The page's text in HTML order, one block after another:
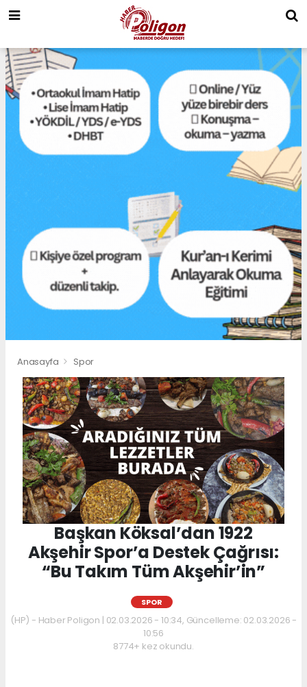
Anasayfa Spor
Başkan Köksal’dan 1922
Akşehir Spor’a Destek Çağrısı:
“Bu Takım Tüm Akşehir’in”
SPOR
(HP) - Haber Poligon | 02.03.2026 - 10:34, Güncelleme: 02.03.2026 -
10:56
8774+ kez okundu.